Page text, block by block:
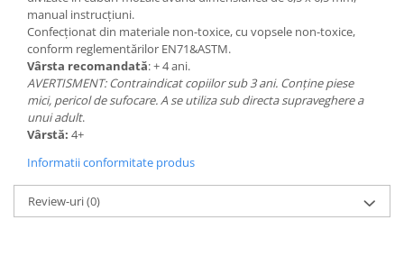
manual instrucțiuni.
Confecționat din materiale non-toxice, cu vopsele non-toxice,
conform reglementărilor EN71&ASTM.
Vârsta recomandată: + 4 ani.
AVERTISMENT: Contraindicat copiilor sub 3 ani. Conține piese
mici, pericol de sufocare. A se utiliza sub directa supraveghere a
unui adult.
Vârstă: 4+
Informatii conformitate produs
Review-uri(0)